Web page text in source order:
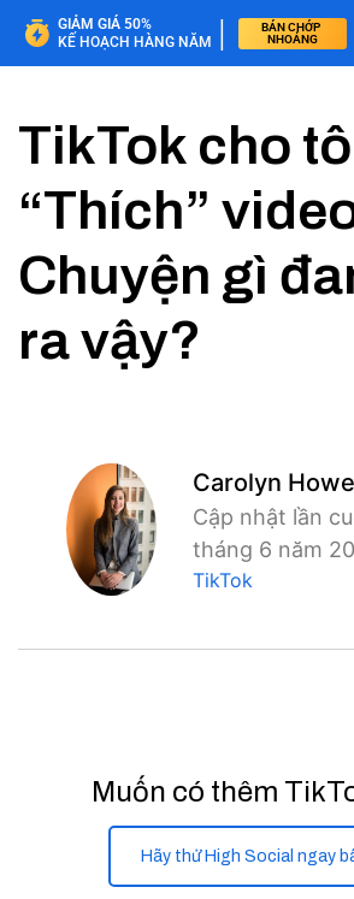
GIẢM GIÁ 50%
KẾ HOẠCH HÀNG NĂM |
BÁN CHỚP
NHOÁNG
TikTok cho
“Thích”
Chuyện gì
ra vậy?
Carolyn
Cập nhật lần
tháng 6 năm
TikTok
Muốn có thêm
Hãy thử High Social ngay